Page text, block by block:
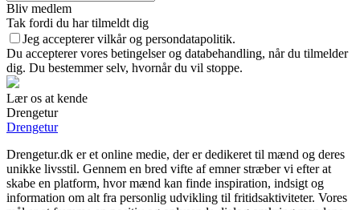
Bliv medlem
Tak fordi du har tilmeldt dig
Jeg accepterer vilkår og persondatapolitik.
Du accepterer vores betingelser og databehandling, når du tilmelder
dig. Du bestemmer selv, hvornår du vil stoppe.
Lær os at kende
Drengetur
Drengetur
Drengetur.dk er et online medie, der er dedikeret til mænd og deres
unikke livsstil. Gennem en bred vifte af emner stræber vi efter at
skabe en platform, hvor mænd kan finde inspiration, indsigt og
information om alt fra personlig udvikling til fritidsaktiviteter. Vores